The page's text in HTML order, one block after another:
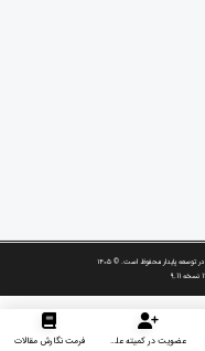
پایدار محفوظ است. © ۱۴۰۵
عضویت در کمیته علمی داوران فرمت نگارش مقالات